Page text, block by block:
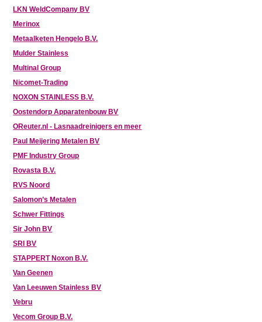
LKN WeldCompany BV
Merinox
Metaalketen Hengelo B.V.
Mulder Stainless
Multinal Group
Nicomet-Trading
NOXON STAINLESS B.V.
Oostendorp Apparatenbouw BV
OReuter.nl - Lasnaadreinigers en meer
Paul Meijering Metalen BV
PMF Industry Group
Rovasta B.V.
RVS Noord
Salomon’s Metalen
Schwer Fittings
Sir John BV
SRI BV
STAPPERT Noxon B.V.
Van Geenen
Van Leeuwen Stainless BV
Vebru
Vecom Group B.V.